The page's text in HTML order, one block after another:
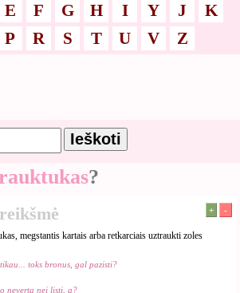
E F G H I Y J
K
P R S T U V Z
?
reikšmė + -
megstantis kartais arba retkarciais uztraukti zoles
toks bronus, gal pazisti?
neverta nei listi, a?